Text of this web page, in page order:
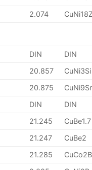
2.074
DIN
DIN
20.857
CuNi3Si
20.875
DIN
DIN
21.245
CuBe1.7
21.247
CuBe2
21.285